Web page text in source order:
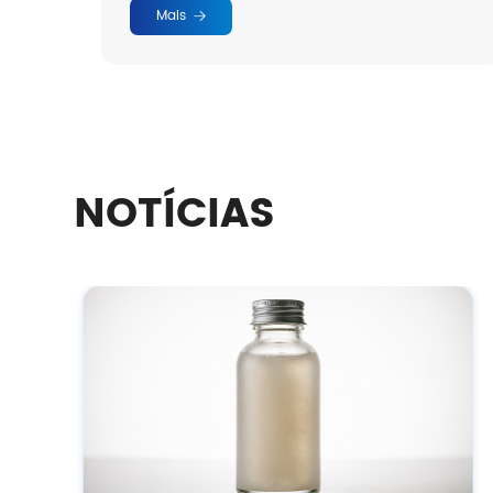
Mais
NOTÍCIAS